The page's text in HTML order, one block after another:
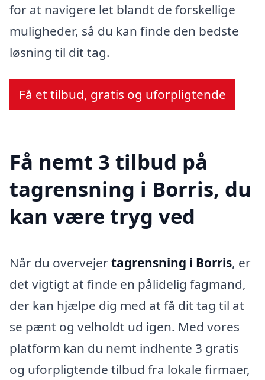
for at navigere let blandt de forskellige
muligheder, så du kan finde den bedste
løsning til dit tag.
Få et tilbud, gratis og uforpligtende
Få nemt 3 tilbud på
tagrensning i Borris, du
kan være tryg ved
Når du overvejertagrensning i Borris, er
det vigtigt at finde en pålidelig fagmand,
der kan hjælpe dig med at få dit tag til at
se pænt og velholdt ud igen. Med vores
platform kan du nemt indhente 3 gratis
og uforpligtende tilbud fra lokale firmaer,